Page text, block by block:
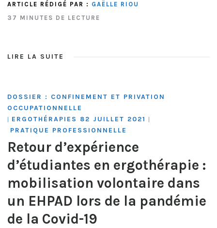
ARTICLE RÉDIGÉ PAR : GAËLLE RIOU
37 MINUTES DE LECTURE
LIRE LA SUITE
DOSSIER : CONFINEMENT ET PRIVATION
OCCUPATIONNELLE
ERGOTHÉRAPIES 82 JUILLET 2021
PRATIQUE PROFESSIONNELLE
Retour d’expérience
d’étudiantes en ergothérapie :
mobilisation volontaire dans
un EHPAD lors de la pandémie
de la Covid-19